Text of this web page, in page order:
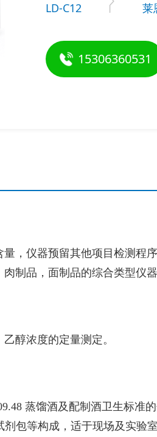
LD-C12 莱
15306360531
，仪器预留其他项目检测程
制品，面制品的综合类型仪器
醇浓度的定量测定。
蒸馏酒及配制酒卫生标准的
包等构成，适于现场及实验